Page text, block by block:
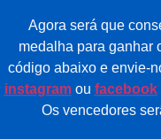
Agora será que
medalha para ganhar
código abaixo e envie-
instagramou facebook
Os vencedores